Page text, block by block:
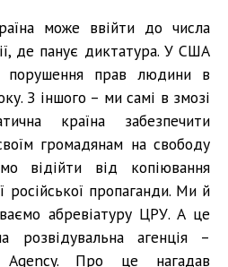
може ввійти до числа
де панує диктатура. У США
порушення прав людини в
З іншого – ми самі в змозі
країна забезпечити
громадянам на свободу
відійти від копіювання
російської пропаганди. Ми й
абревіатуру ЦРУ. А це
розвідувальна агенція –
Про це нагадав